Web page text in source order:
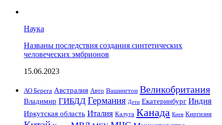
Наука
Названы последствия создания синтетических
человеческих эмбрионов
15.06.2023
АО Берега Австралия Авто Вашингтон Великобритания
Владимир ГИБДД Германия Дети Екатеринбург Индия
Иркутская область Италия Калуга Канада Киев Киргизия